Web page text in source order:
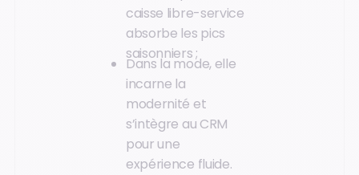
caisse libre-service
absorbe les pics
saisonniers ;
Dans la mode, elle
incarne la
modernité et
s’intègre au CRM
pour une
expérience fluide.